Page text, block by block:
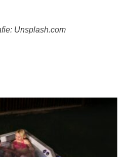
Unsplash.com